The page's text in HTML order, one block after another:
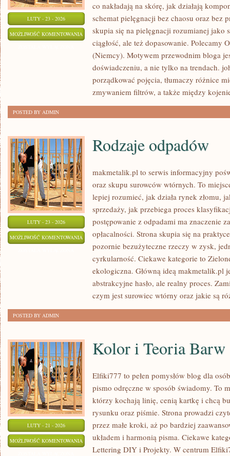
LUTY - 23 - 2026
MOŻLIWOŚĆ KOMENTOWANIA SHISEIDO
(JAPONIA)
co nakładają na skórę, jak działają
schemat pielęgnacji bez chaosu oraz bez
skupia się na pielęgnacji rozumianej jako
ciągłość, ale też dopasowanie. Polecamy
(Niemcy). Motywem przewodnim bloga
doświadczeniu, a nie tylko na trendach.
porządkować pojęcia, tłumaczy różnice
zmywaniem filtrów, a także między
POSTED BY ADMIN
LUTY - 23 - 2026
MOŻLIWOŚĆ KOMENTOWANIA RODZAJE
ODPADÓW
Rodzaje odpadów
makmetalik.pl to serwis informacyjny
oraz skupu surowców wtórnych. To
lepiej rozumieć, jak działa rynek złomu,
sprzedaży, jak przebiega proces
postępowanie z odpadami ma znaczenie
opłacalności. Strona skupia się na
pozornie bezużyteczne rzeczy w zysk,
cyrkularność. Ciekawe kategorie to
ekologiczna. Główną ideą makmetalik.pl
abstrakcyjne hasło, ale realny proces.
czym jest surowiec wtórny oraz jakie są
POSTED BY ADMIN
LUTY - 21 - 2026
MOŻLIWOŚĆ KOMENTOWANIA KOLOR
Kolor i Teoria Barw
Elfiki777 to pełen pomysłów blog dla
pismo odręczne w sposób świadomy. To
którzy kochają linię, cenią kartkę i chcą
rysunku oraz piśmie. Strona prowadzi
przez małe kroki, aż po bardziej
układem i harmonią pisma. Ciekawe
Lettering DIY i Projekty. W centrum